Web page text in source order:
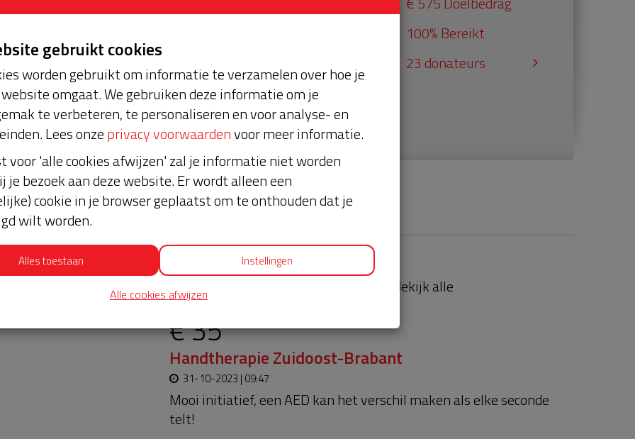
100% Bereikt
23 donateurs
bijna en moet
blijft. Help je mee?
euro voor
Laatste donaties Bekijk alle
€ 35
Handtherapie Zuidoost-Brabant
31-10-2023 | 09:47
Mooi initiatief, een AED kan het verschil maken als elke seconde
telt!
gebruikt cookies
worden gebruikt om informatie te verzamelen over hoe je
omgaat. We gebruiken deze informatie om je
te verbeteren, te personaliseren en voor analyse- en
Lees onzeprivacy voorwaardenvoor meer informatie.
voor 'alle cookies afwijzen' zal je informatie niet worden
je bezoek aan deze website. Er wordt alleen een
cookie in je browser geplaatst om te onthouden dat je
wilt worden.
Alles toestaan Instellingen
Alle cookies afwijzen